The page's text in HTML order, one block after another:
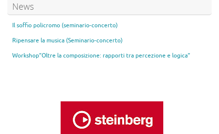
News
Il soffio policromo (seminario-concerto)
Ripensare la musica (Seminario-concerto)
Workshop”Oltre la composizione: rapporti tra percezione e logica”